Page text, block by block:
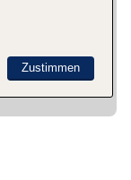
Zustimmen